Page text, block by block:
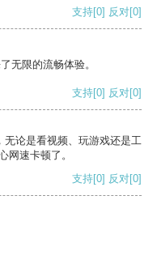
支持[0] 反对[0]
无限的流畅体验。
支持[0] 反对[0]
无论是看视频、玩游戏还是工
网速卡顿了。
支持[0] 反对[0]